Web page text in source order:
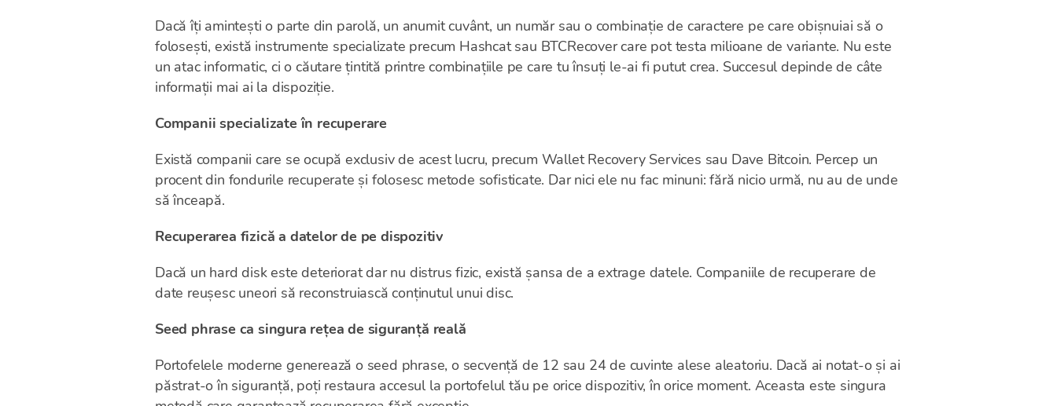
Dacă îți amintești o parte din parolă, un anumit cuvânt, un număr sau o combinație de caractere pe care obișnuiai să o
folosești, există instrumente specializate precum Hashcat sau BTCRecover care pot testa milioane de variante. Nu este
un atac informatic, ci o căutare țintită printre combinațiile pe care tu însuți le-ai fi putut crea. Succesul depinde de câte
informații mai ai la dispoziție.
Companii specializate în recuperare
Există companii care se ocupă exclusiv de acest lucru, precum Wallet Recovery Services sau Dave Bitcoin. Percep un
procent din fondurile recuperate și folosesc metode sofisticate. Dar nici ele nu fac minuni: fără nicio urmă, nu au de unde
să înceapă.
Recuperarea fizică a datelor de pe dispozitiv
Dacă un hard disk este deteriorat dar nu distrus fizic, există șansa de a extrage datele. Companiile de recuperare de
date reușesc uneori să reconstruiască conținutul unui disc.
Seed phrase ca singura rețea de siguranță reală
Portofelele moderne generează o seed phrase, o secvență de 12 sau 24 de cuvinte alese aleatoriu. Dacă ai notat-o și ai
păstrat-o în siguranță, poți restaura accesul la portofelul tău pe orice dispozitiv, în orice moment. Aceasta este singura